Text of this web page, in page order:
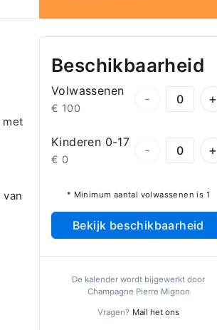
met
Beschikbaarheid
Volwassenen
€ 100
- +
Kinderen 0-17
€ 0
- +
* Minimum aantal volwassenen is 1
Bekijk beschikbaarheid
De kalender wordt bijgewerkt door
Champagne Pierre Mignon
Vragen? Mail het ons